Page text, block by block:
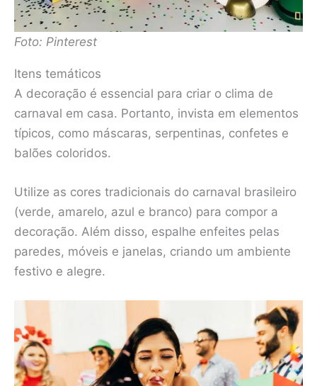
Foto: Pinterest
Itens temáticos
A decoração é essencial para criar o clima de
carnaval em casa. Portanto, invista em elementos
típicos, como máscaras, serpentinas, confetes e
balões coloridos.
Utilize as cores tradicionais do carnaval brasileiro
(verde, amarelo, azul e branco) para compor a
decoração. Além disso, espalhe enfeites pelas
paredes, móveis e janelas, criando um ambiente
festivo e alegre.